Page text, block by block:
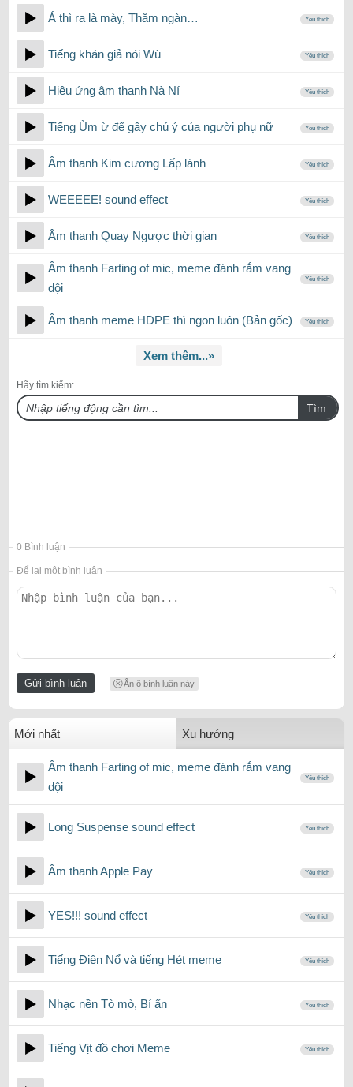
Á thì ra là mày, Thăm ngàn… Yêu thích
Tiếng khán giả nói Wù Yêu thích
Hiệu ứng âm thanh Nà Ní Yêu thích
Tiếng Ùm ừ để gây chú ý của người phụ nữ Yêu thích
Âm thanh Kim cương Lấp lánh Yêu thích
WEEEEE! sound effect Yêu thích
Âm thanh Quay Ngược thời gian Yêu thích
Âm thanh Farting of mic, meme đánh rắm vang
dội
Yêu thích
Âm thanh meme HDPE thì ngon luôn (Bản gốc) Yêu thích
Xem thêm...»
Hãy tìm kiếm:
Tìm
0 Bình luận
Để lại một bình luận
Ẩn ô bình luận này
Mới nhất Xu hướng
Âm thanh Farting of mic, meme đánh rắm vang
dội
Yêu thích
Long Suspense sound effect Yêu thích
Âm thanh Apple Pay Yêu thích
YES!!! sound effect Yêu thích
Tiếng Điện Nổ và tiếng Hét meme Yêu thích
Nhạc nền Tò mò, Bí ẩn Yêu thích
Tiếng Vịt đồ chơi Meme Yêu thích